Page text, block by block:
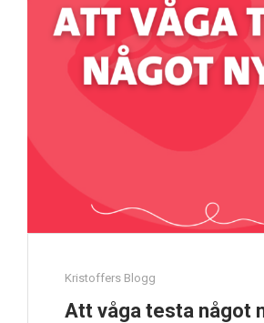
Kristoffers Blogg
Att våga testa något